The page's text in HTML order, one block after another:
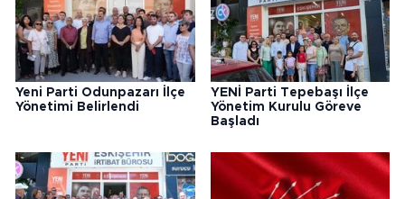
Yeni Parti Odunpazarı İlçe
Yönetimi Belirlendi
YENİ Parti Tepebaşı İlçe
Yönetim Kurulu Göreve
Başladı